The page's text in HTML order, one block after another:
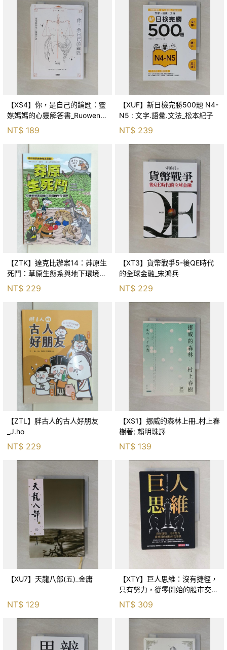
【XS4】你，是自己的鑰匙：靈
媒媽媽的心靈解答書_Ruowen
Huang
NT$ 189
【XUF】新日檢完勝500題 N4-
N5 : 文字.語彙.文法_松本紀子
NT$ 239
【ZTK】達克比辦案14：莽原生
死鬥：草原生態系與地下環境的
生存適應_柯智元
NT$ 229
【XT3】貨幣戰爭5-後QE時代
的全球金融_宋鴻兵
NT$ 229
【ZTL】胖古人的古人好朋友
_J.ho
NT$ 229
【XS1】挪威的森林上冊_村上春
樹著; 賴明珠譯
NT$ 139
【XU7】天龍八部(五)_金庸
NT$ 129
【XTY】巨人思維：沒有捷徑，
只有努力，從零開始的股市交易
員_巨人傑
NT$ 309